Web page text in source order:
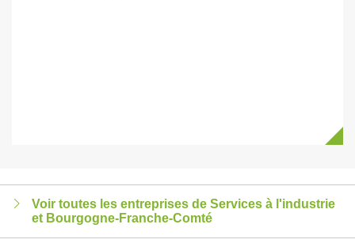
Voir toutes les entreprises de Services à l'industrie
et Bourgogne-Franche-Comté